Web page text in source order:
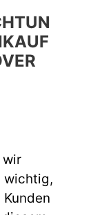
wir
wichtig,